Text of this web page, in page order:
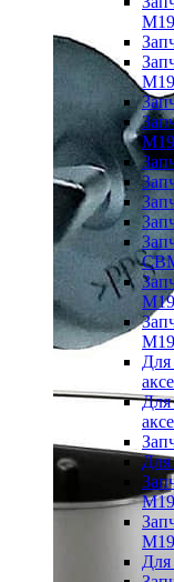
Для
Для
Для
Для